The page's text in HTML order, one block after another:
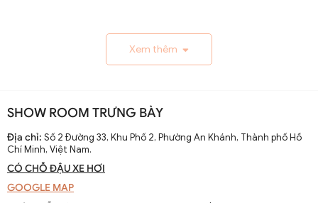
1.1. Lịch Sử và Sự Phát Triển
pháp thông gió hiệu quả ở các khu vực nhiệt đới. Ban đầu
được làm thủ công và chạy bằng điện từ pin, chúng
nhanh chóng phát triển với sự tiến bộ của công nghệ
điện.
Sự thay đổi và cải tiến qua các thập kỷ
Xem thêm
SHOW ROOM TRƯNG BÀY
Địa chỉ: Số 2 Đường 33, Khu Phố 2, Phường An Khánh, Thành phố Hồ
Chí Minh, Việt Nam.
CÓ CHỖ ĐẬU XE HƠI
GOOGLE MAP